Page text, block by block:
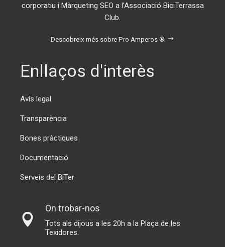
corporatiu i Màrqueting SEO a l'Associació BiciTerrassa
Club.
Descobreix més sobre Pro Amperos ®
Enllaços d'interès
Avís legal
Transparència
Bones pràctiques
Documentació
Serveis del BiTer
On trobar-nos
Tots als dijous a les 20h a la Plaça de les
Texidores.